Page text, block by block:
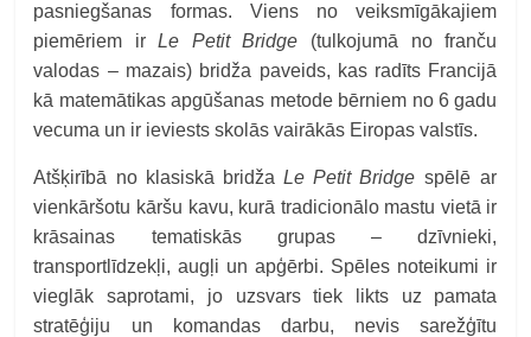
pasniegšanas formas. Viens no veiksmīgākajiem
piemēriem irLe Petit Bridge (tulkojumā no franču
valodas – mazais) bridža paveids, kas radīts Francijā
kā matemātikas apgūšanas metode bērniem no 6 gadu
vecuma un ir ieviests skolās vairākās Eiropas valstīs.
Atšķirībā no klasiskā bridžaLe Petit Bridge spēlē ar
vienkāršotu kāršu kavu, kurā tradicionālo mastu vietā ir
krāsainas tematiskās grupas – dzīvnieki,
transportlīdzekļi, augļi un apģērbi. Spēles noteikumi ir
vieglāk saprotami, jo uzsvars tiek likts uz pamata
stratēģiju un komandas darbu, nevis sarežģītu